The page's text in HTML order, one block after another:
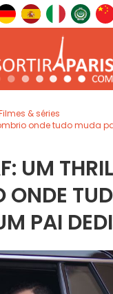
& séries
onde tudo muda
UM
ONDE
PAI